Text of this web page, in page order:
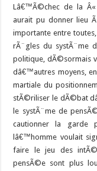
Lâ€™Ã©chec de la
aurait pu donner lieu
importante entre
rÃ¨gles du systÃ¨me
politique, dÃ©sormais
dâ€™autres moyens,
martiale du
stÃ©riliser le dÃ©bat
le systÃ¨me de
cautionner la garde
lâ€™homme voulait
faire le jeu des
pensÃ©e sont plus